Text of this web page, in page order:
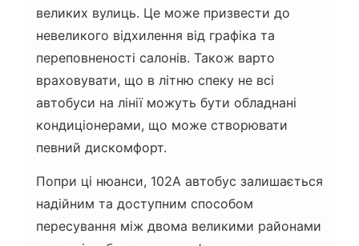
великих вулиць. Це може призвести до
невеликого відхилення від графіка та
переповненості салонів. Також варто
враховувати, що в літню спеку не всі
автобуси на лінії можуть бути обладнані
кондиціонерами, що може створювати
певний дискомфорт.
Попри ці нюанси, 102А автобус залишається
надійним та доступним способом
пересування між двома великими районами